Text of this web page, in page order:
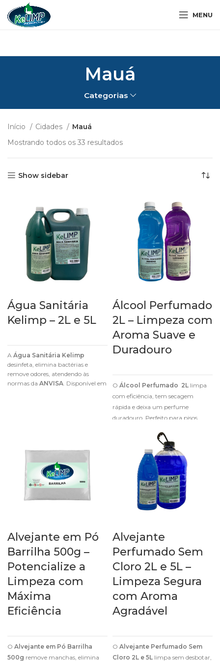
MENU
Mauá
Categorias
Início Cidades
Mauá
Mostrando todos os 33 resultados
Show sidebar
Água Sanitária
Kelimp – 2L e 5L
A Água Sanitária Kelimp
desinfeta, elimina bactérias e
remove odores, atendendo às
normas da ANVISA. Disponível em
Álcool Perfumado
2L – Limpeza com
Aroma Suave e
Duradouro
O Álcool Perfumado 2L limpa
com eficiência, tem secagem
rápida e deixa um perfume
duradouro. Perfeito para pisos,
Alvejante em Pó
Barrilha 500g –
Potencialize a
Limpeza com
Máxima
Eficiência
O Alvejante em Pó Barrilha
500g remove manchas, elimina
Alvejante
Perfumado Sem
Cloro 2L e 5L –
Limpeza Segura
com Aroma
Agradável
O Alvejante Perfumado Sem
Cloro 2L e 5L limpa sem desbotar,